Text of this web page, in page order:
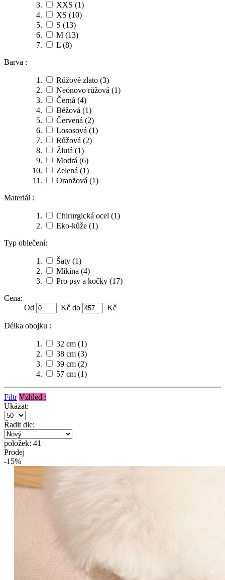
XXS (1)
XS (10)
S (13)
M (13)
L (8)
Barva :
Růžové zlato (3)
Neónovo růžová (1)
Černá (4)
Béžová (1)
Červená (2)
Lososová (1)
Růžová (2)
Žlutá (1)
Modrá (6)
Zelená (1)
Oranžová (1)
Materiál :
Chirurgická ocel (1)
Eko-kůže (1)
Typ oblečení:
Šaty (1)
Mikina (4)
Pro psy a kočky (17)
Cena:
Od
Kč do Kč
Délka obojku :
32 cm (1)
38 cm (3)
39 cm (2)
57 cm (1)
Filtr Vzhled :
Ukázat:
Řadit dle:
položek: 41
Prodej
-15%